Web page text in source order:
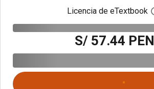
Licencia de eTextbook
S/ 57.44 PEN